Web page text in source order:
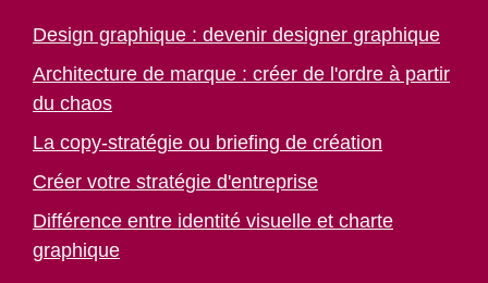
Design graphique : devenir designer graphique
Architecture de marque : créer de l'ordre à partir
du chaos
La copy-stratégie ou briefing de création
Créer votre stratégie d'entreprise
Différence entre identité visuelle et charte
graphique